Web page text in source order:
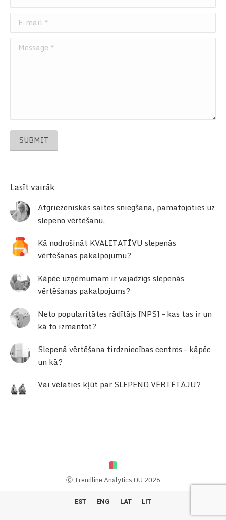
E-mail *
Message *
SUBMIT
Lasīt vairāk
Atgriezeniskās saites sniegšana, pamatojoties uz
slepeno vērtēšanu.
Kā nodrošināt KVALITATĪVU slepenās
vērtēšanas pakalpojumu?
Kāpēc uzņēmumam ir vajadzīgs slepenās
vērtēšanas pakalpojums?
Neto popularitātes rādītājs [NPS] – kas tas ir un
kā to izmantot?
Slepenā vērtēšana tirdzniecības centros – kāpēc
un kā?
Vai vēlaties kļūt par SLEPENO VĒRTĒTĀJU?
Ⓒ Trendline Analytics OÜ 2026
EST ENG LAT LIT